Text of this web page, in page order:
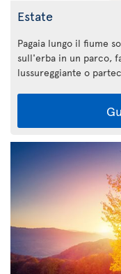
Estate
Pagaia lungo il fiume
sull'erba in un parco,
lussureggiante o